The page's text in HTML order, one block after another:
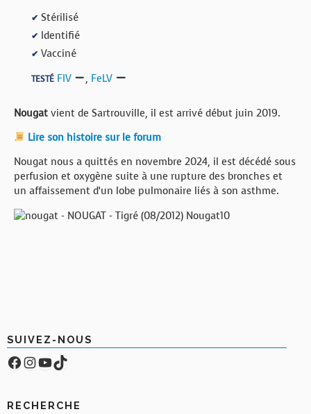
✔ Stérilisé
✔ Identifié
✔ Vacciné
TESTÉ FIV , FeLV
Nougat vient de Sartrouville, il est arrivé début juin 2019.
Lire son histoire sur le forum
Nougat nous a quittés en novembre 2024, il est décédé sous
perfusion et oxygène suite à une rupture des bronches et
un affaissement d’un lobe pulmonaire liés à son asthme.
SUIVEZ-NOUS
Facebook
Compte Instagram
YouTube
TikTok
RECHERCHE